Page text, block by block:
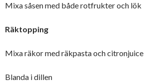
Mixa såsen med både rotfrukter och lök
Räktopping
Mixa räkor med räkpasta och citronjuice
Blanda i dillen